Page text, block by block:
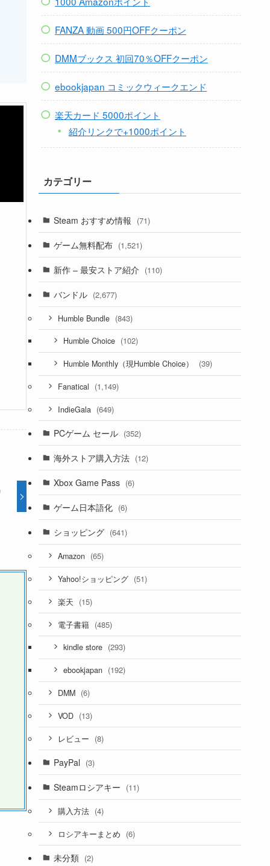
FANZA 動画 500円OFFクーポン
DMMブックス 初回70％OFFクーポン
ebookjapan コミックウィークエンド
楽天カード 5000ポイント
紹介リンクで+1000ポイント
カテゴリー
Steam おすすめ情報 (71)
ゲーム無料配布 (1,521)
新作 – 最安ストア紹介 (110)
バンドル (2,677)
Humble Bundle (843)
Humble Choice (102)
Humble Monthly（現Humble Choice） (39)
Fanatical (1,149)
IndieGala (649)
PCゲーム セール (352)
海外ストア購入方法 (12)
Xbox Game Pass (6)
ゲーム日本語化 (6)
ショッピング (641)
Amazon (65)
Yahoo!ショッピング (51)
楽天 (15)
電子書籍 (485)
kindle store (293)
ebookjapan (192)
DMM (6)
VOD (13)
レビュー (8)
PayPal (3)
Steamロシアキー (11)
購入方法 (4)
ロシアキーまとめ (6)
未分類 (2)